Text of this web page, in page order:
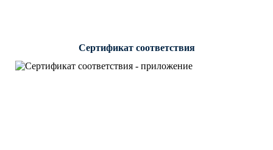
Сертификат соответствия